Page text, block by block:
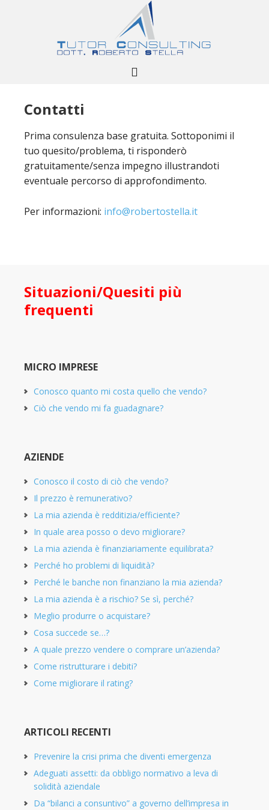
Contatti
Prima consulenza base gratuita. Sottoponimi il
tuo quesito/problema, ti risponderò
gratuitamente/senza impegno illustrandoti
eventuale percorso di approfondimento.
Per informazioni: info@robertostella.it
Situazioni/Quesiti più
frequenti
MICRO IMPRESE
Conosco quanto mi costa quello che vendo?
Ciò che vendo mi fa guadagnare?
AZIENDE
Conosco il costo di ciò che vendo?
Il prezzo è remunerativo?
La mia azienda è redditizia/efficiente?
In quale area posso o devo migliorare?
La mia azienda è finanziariamente equilibrata?
Perché ho problemi di liquidità?
Perché le banche non finanziano la mia azienda?
La mia azienda è a rischio? Se sì, perché?
Meglio produrre o acquistare?
Cosa succede se…?
A quale prezzo vendere o comprare un’azienda?
Come ristrutturare i debiti?
Come migliorare il rating?
ARTICOLI RECENTI
Prevenire la crisi prima che diventi emergenza
Adeguati assetti: da obbligo normativo a leva di
solidità aziendale
Da “bilanci a consuntivo” a governo dell’impresa in